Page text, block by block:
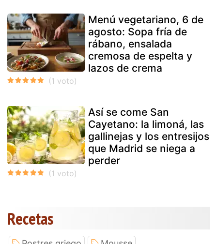
Menú vegetariano, 6 de
agosto: Sopa fría de
rábano, ensalada
cremosa de espelta y
lazos de crema
Así se come San
Cayetano: la limoná, las
gallinejas y los entresijos
que Madrid se niega a
perder
Recetas